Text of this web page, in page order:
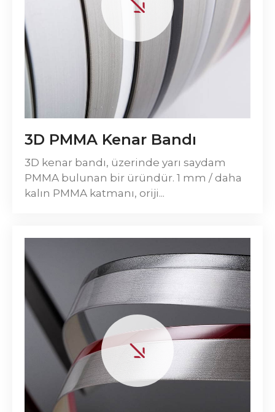
3D PMMA Kenar Bandı
3D kenar bandı, üzerinde yarı saydam
PMMA bulunan bir üründür. 1 mm / daha
kalın PMMA katmanı, oriji...